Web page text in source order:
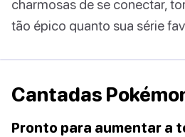
charmosas de se conectar,
tão épico quanto sua série
Cantadas
Pronto para aumentar a